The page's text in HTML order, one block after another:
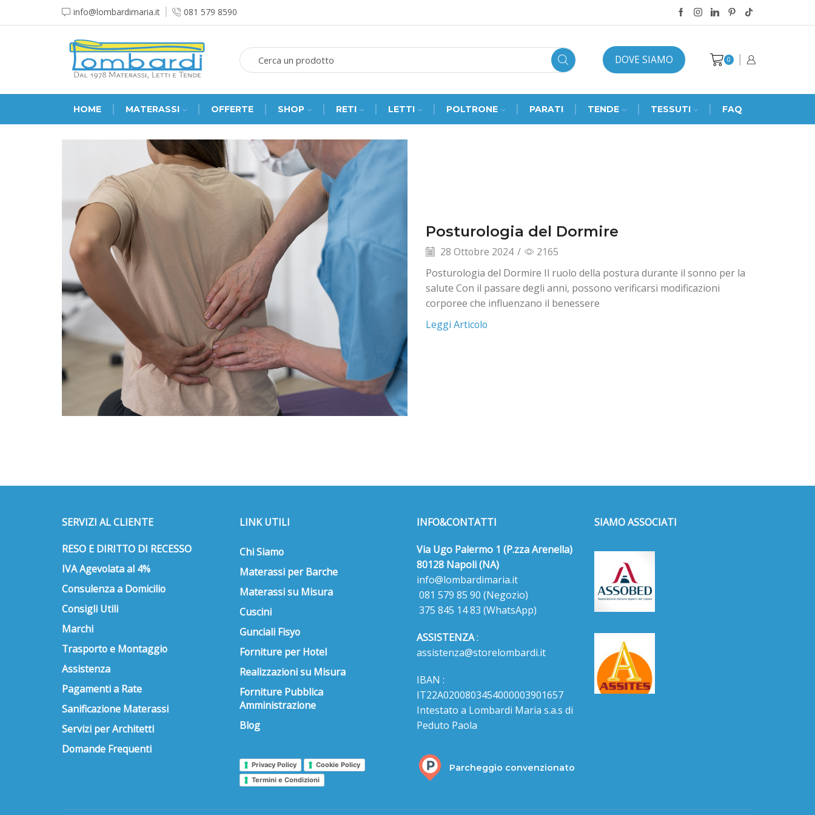
info@lombardimaria.it 081 579 8590
DOVE SIAMO 0
HOME MATERASSI OFFERTE SHOP RETI LETTI POLTRONE PARATI TENDE TESSUTI FAQ
Posturologia del Dormire
28 Ottobre 2024 /
2165
Posturologia del Dormire Il ruolo della postura durante il sonno per la
salute Con il passare degli anni, possono verificarsi modificazioni
corporee che influenzano il benessere
Leggi Articolo
SERVIZI AL CLIENTE
RESO E DIRITTO DI RECESSO
IVA Agevolata al 4%
Consulenza a Domicilio
Consigli Utili
Marchi
Trasporto e Montaggio
Assistenza
Pagamenti a Rate
Sanificazione Materassi
Servizi per Architetti
Domande Frequenti
LINK UTILI
Chi Siamo
Materassi per Barche
Materassi su Misura
Cuscini
Gunciali Fisyo
Forniture per Hotel
Realizzazioni su Misura
Forniture Pubblica
Amministrazione
Blog
Privacy Policy
Cookie Policy
Termini e Condizioni
INFO&CONTATTI
Via Ugo Palermo 1 (P.zza Arenella)
80128 Napoli (NA)
info@lombardimaria.it
081 579 85 90 (Negozio)
375 845 14 83 (WhatsApp)
ASSISTENZA:
assistenza@storelombardi.it
IBAN :
IT22A0200803454000003901657
Intestato a Lombardi Maria s.a.s di
Peduto Paola
Parcheggio convenzionato
SIAMO ASSOCIATI